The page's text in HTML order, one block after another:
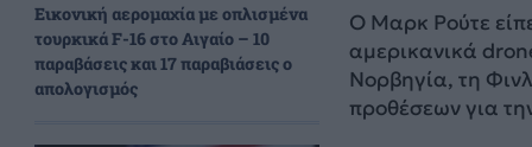
Εικονική αερομαχία με οπλισμένα
τουρκικά F-16 στο Αιγαίο – 10
παραβάσεις και 17 παραβιάσεις ο
απολογισμός
Ο Μαρκ Ρούτε
αμερικανικά
Νορβηγία, τη
προθέσεων για